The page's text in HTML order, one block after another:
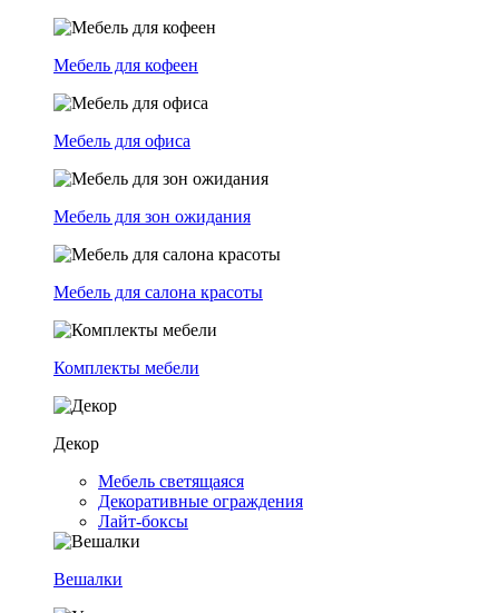
Мебель для кофеен
Мебель для офиса
Мебель для зон ожидания
Мебель для салона красоты
Комплекты мебели
Декор
Мебель светящаяся
Декоративные ограждения
Лайт-боксы
Вешалки